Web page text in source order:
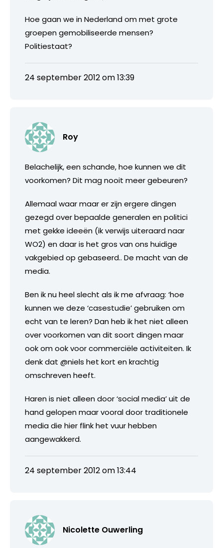
Hoe gaan we in Nederland om met grote
groepen gemobiliseerde mensen?
Politiestaat?
24 september 2012 om 13:39
Roy
Belachelijk, een schande, hoe kunnen we dit
voorkomen? Dit mag nooit meer gebeuren?
Allemaal waar maar er zijn ergere dingen
gezegd over bepaalde generalen en politici
met gekke ideeën (ik verwijs uiteraard naar
WO2) en daar is het gros van ons huidige
vakgebied op gebaseerd.. De macht van de
media.
Ben ik nu heel slecht als ik me afvraag: ‘hoe
kunnen we deze ‘casestudie’ gebruiken om
echt van te leren? Dan heb ik het niet alleen
over voorkomen van dit soort dingen maar
ook om ook voor commerciële activiteiten. Ik
denk dat @niels het kort en krachtig
omschreven heeft.
Haren is niet alleen door ‘social media’ uit de
hand gelopen maar vooral door traditionele
media die hier flink het vuur hebben
aangewakkerd.
24 september 2012 om 13:44
Nicolette Ouwerling